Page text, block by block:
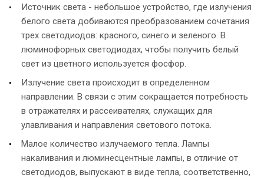
Источник света - небольшое устройство, где излучения
белого света добиваются преобразованием сочетания
трех светодиодов: красного, синего и зеленого. В
люминофорных светодиодах, чтобы получить белый
свет из цветного используется фосфор.
Излучение света происходит в определенном
направлении. В связи с этим сокращается потребность
в отражателях и рассеивателях, служащих для
улавливания и направления светового потока.
Малое количество излучаемого тепла. Лампы
накаливания и люминесцентные лампы, в отличие от
светодиодов, выпускают в виде тепла, соответственно,